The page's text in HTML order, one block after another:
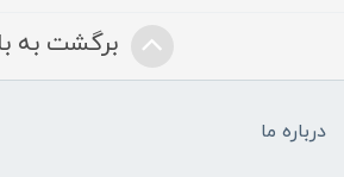
برگشت به
درباره ما